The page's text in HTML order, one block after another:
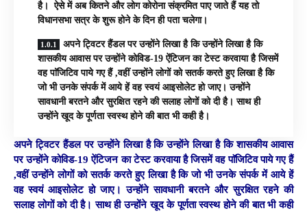
है। ऐसे में अब कितने और लोग कोरोना संक्रमित पाए जाते हैं यह तो
विधानसभा सत्र के शुरू होने के दिन ही पता चलेगा।
अपने ट्विटर हैंडल पर उन्होंने लिखा है कि उन्होंने लिखा है कि
शासकीय आवास पर उन्होंने कोविड-19 ऐंटिजन का टेस्ट करवाया है जिसमें
वह पाॅजिटिव पाये गए हैं ,वहीं उन्होंने लोगों को सतर्क करते हुए लिखा है कि
जो भी उनके संपर्क में आये हें वह स्वयं आइसोलेट हो जाए। उन्होंने
सावधानी बरतने और सुरक्षित रहने की सलाह लोगों को दी है। साथ ही
उन्होंने खूद के पूर्णता स्वस्थ होने की बात भी कही है।
अपने ट्विटर हैंडल पर उन्होंने लिखा है कि उन्होंने लिखा है कि शासकीय आवास
पर उन्होंने कोविड-19 ऐंटिजन का टेस्ट करवाया है जिसमें वह पाॅजिटिव पाये गए हैं
,वहीं उन्होंने लोगों को सतर्क करते हुए लिखा है कि जो भी उनके संपर्क में आये हें
वह स्वयं आइसोलेट हो जाए। उन्होंने सावधानी बरतने और सुरक्षित रहने की
सलाह लोगों को दी है। साथ ही उन्होंने खूद के पूर्णता स्वस्थ होने की बात भी कही